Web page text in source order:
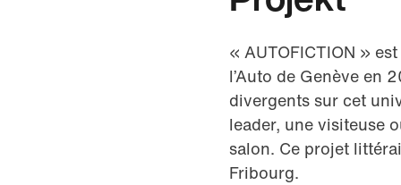
« AUTOFICTION »
l’Auto de Genève en
divergents sur cet
leader, une visiteuse
salon. Ce projet
Fribourg.